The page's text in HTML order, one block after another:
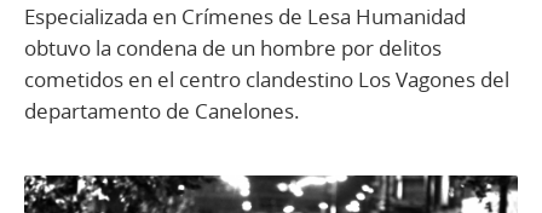
Especializada en Crímenes de Lesa Humanidad
obtuvo la condena de un hombre por delitos
cometidos en el centro clandestino Los Vagones del
departamento de Canelones.